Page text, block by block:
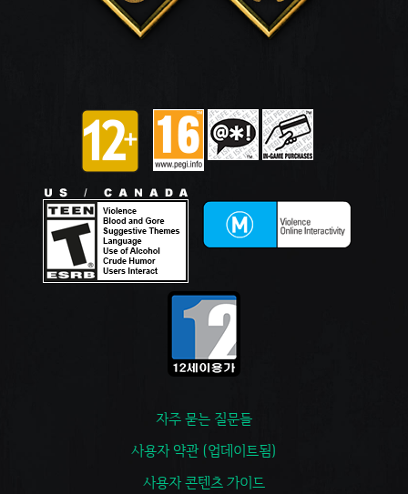
자주 묻는 질문들
사용자 약관 (업데이트됨)
사용자 콘텐츠 가이드